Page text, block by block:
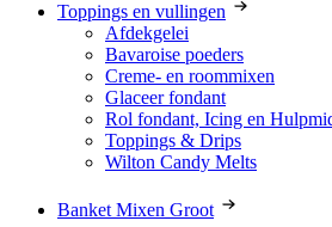
Toppings en vullingen
Afdekgelei
Bavaroise poeders
Creme- en roommixen
Glaceer fondant
Rol fondant, Icing en
Toppings & Drips
Wilton Candy Melts
Banket Mixen Groot